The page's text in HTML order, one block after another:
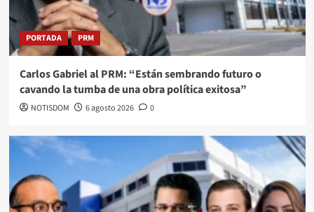
PORTADA PRM
Carlos Gabriel al PRM: “Están sembrando futuro o
cavando la tumba de una obra política exitosa”
NOTISDOM 6 agosto 2026 0